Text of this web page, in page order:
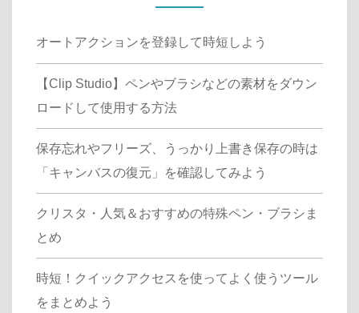
オートアクションを登録して時短しよう
【Clip Studio】ペンやブラシなどの素材をダウン
ロードして使用する方法
保存忘れやフリーズ、うっかり上書き保存の時は
「キャンバスの復元」を確認してみよう
クリスタ・人気＆おすすめの特殊ペン・ブラシま
とめ
時短！クイックアクセスを使ってよく使うツール
をまとめよう